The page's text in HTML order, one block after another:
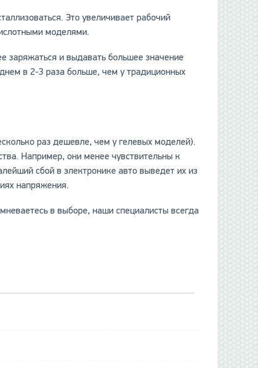
Это увеличивает рабочий
моделями.
заряжаться и выдавать большее значение
в 2-3 раза больше, чем у традиционных
раз дешевле, чем у гелевых моделей).
Например, они менее чувствительны к
сбой в электронике авто выведет их из
напряжения.
в выборе, наши специалисты всегда